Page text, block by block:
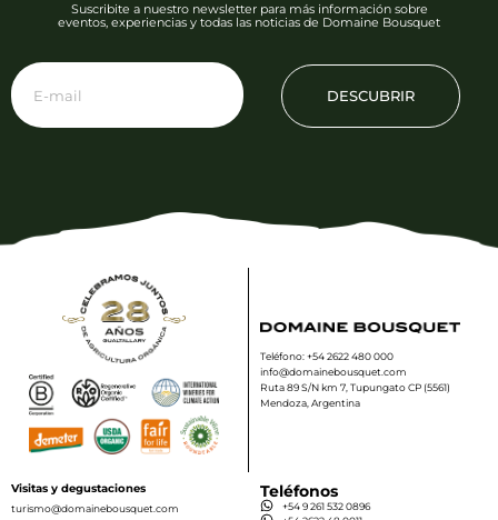
Suscribite a nuestro newsletter para más información sobre
eventos, experiencias y todas las noticias de Domaine Bousquet
DESCUBRIR
Teléfono: +54 2622 480 000
info@domainebousquet.com
Ruta 89 S/N km 7, Tupungato CP (5561)
Mendoza, Argentina
Visitas y degustaciones
turismo@domainebousquet.com
Teléfonos
+54 9 261 532 0896